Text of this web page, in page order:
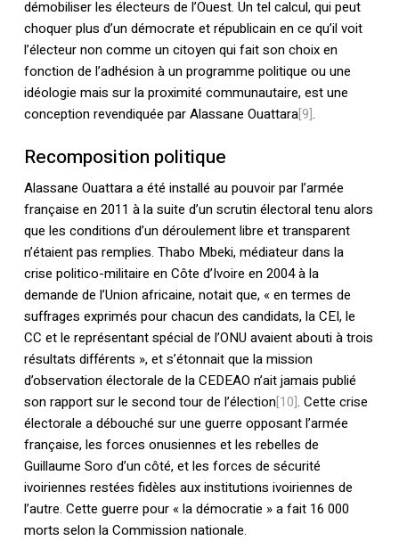
démobiliser les électeurs de l’Ouest. Un tel calcul, qui peut
choquer plus d’un démocrate et républicain en ce qu’il voit
l’électeur non comme un citoyen qui fait son choix en
fonction de l’adhésion à un programme politique ou une
idéologie mais sur la proximité communautaire, est une
conception revendiquée par Alassane Ouattara[9].
Recomposition politique
Alassane Ouattara a été installé au pouvoir par l’armée
française en 2011 à la suite d’un scrutin électoral tenu alors
que les conditions d’un déroulement libre et transparent
n’étaient pas remplies. Thabo Mbeki, médiateur dans la
crise politico-militaire en Côte d’Ivoire en 2004 à la
demande de l’Union africaine, notait que, « en termes de
suffrages exprimés pour chacun des candidats, la CEI, le
CC et le représentant spécial de l’ONU avaient abouti à trois
résultats différents », et s’étonnait que la mission
d’observation électorale de la CEDEAO n’ait jamais publié
son rapport sur le second tour de l’élection[10]. Cette crise
électorale a débouché sur une guerre opposant l’armée
française, les forces onusiennes et les rebelles de
Guillaume Soro d’un côté, et les forces de sécurité
ivoiriennes restées fidèles aux institutions ivoiriennes de
l’autre. Cette guerre pour « la démocratie » a fait 16 000
morts selon la Commission nationale.